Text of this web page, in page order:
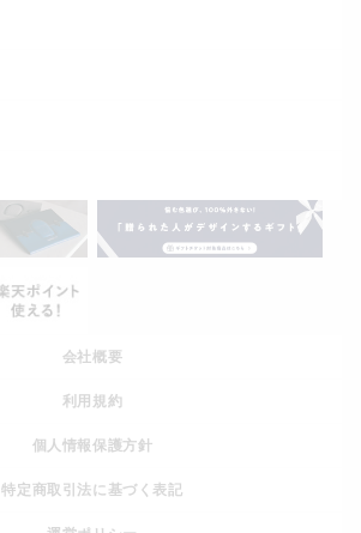
会社概要
利用規約
個人情報保護方針
特定商取引法に基づく表記